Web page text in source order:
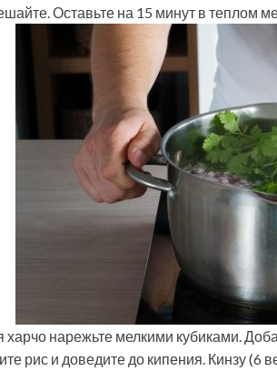
Оставьте на 15 минут в теплом
харчо нарежьте мелкими кубиками.
рис и доведите до кипения. Кинзу (6